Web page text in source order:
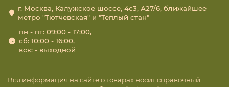
г. Москва, Калужское шоссе, 4с3, А27/6, ближайшее
метро "Тютчевская" и "Теплый стан"
пн - пт: 09:00 - 17:00,
сб: 10:00 - 16:00,
вск: - выходной
Вся информация на сайте о товарах носит справочный